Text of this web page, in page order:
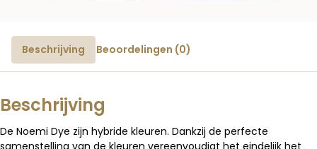
Beschrijving Beoordelingen (0)
Beschrijving
De Noemi Dye zijn hybride kleuren. Dankzij de perfecte